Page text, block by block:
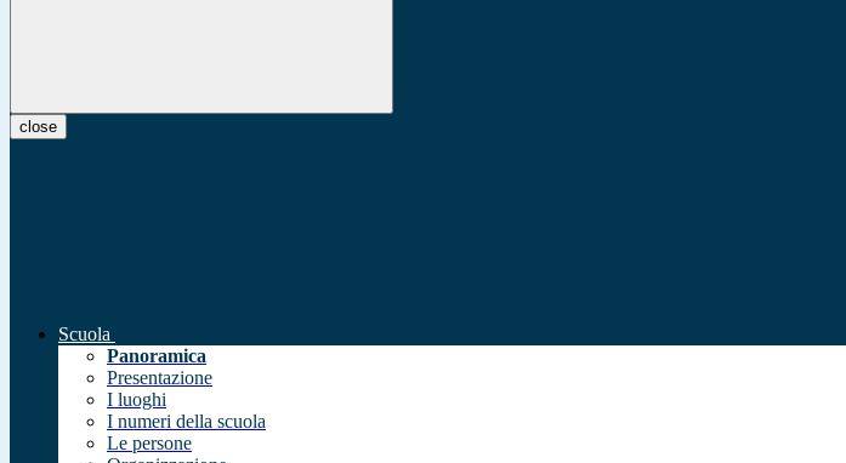
close
Scuola
Panoramica
Presentazione
I luoghi
I numeri della scuola
Le persone